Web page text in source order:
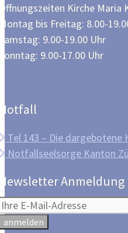
Kirche Maria
bis Freitag: 8.00-
9.00-19.00 Uhr
9.00-17.00 Uhr
Tel 143 – Die dargebotene
Notfallseelsorge Kanton
Anmeldung